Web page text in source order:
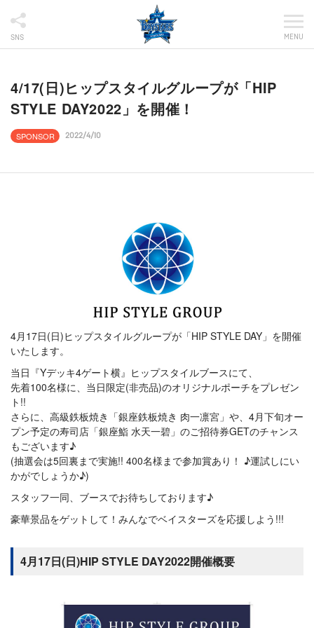
SNS MENU
4/17(日)ヒップスタイルグループが「HIP
STYLE DAY2022」を開催！
SPONSOR 2022/4/10
4月17日(日)ヒップスタイルグループが「HIP STYLE DAY」を開催
いたします。
当日『Yデッキ4ゲート横』ヒップスタイルブースにて、
先着100名様に、当日限定(非売品)のオリジナルポーチをプレゼン
ト!!
さらに、高級鉄板焼き「銀座鉄板焼き 肉一凛宮」や、4月下旬オー
プン予定の寿司店「銀座鮨 水天一碧」のご招待券GETのチャンス
もございます♪
(抽選会は5回裏まで実施!! 400名様まで参加賞あり！ ♪運試しにい
かがでしょうか♪)
スタッフ一同、ブースでお待ちしております♪
豪華景品をゲットして！みんなでベイスターズを応援しよう!!!
4月17日(日)HIP STYLE DAY2022開催概要